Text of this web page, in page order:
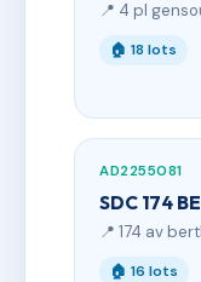
📍 4 pl
🏠 18 lots
AD2255081
SDC 174
📍 174 av
🏠 16 lots